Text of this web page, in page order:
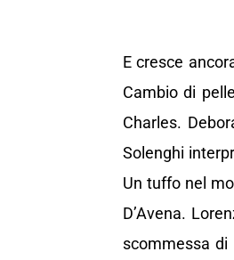
E cresce
Cambio di
Charles.
Solenghi
Un tuffo nel
D’Avena.
scommessa